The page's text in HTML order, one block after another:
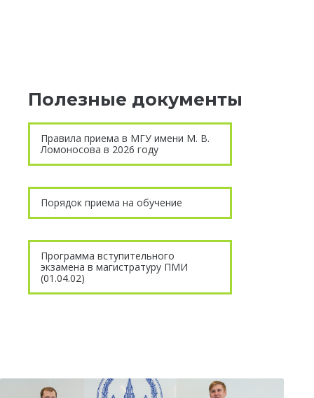
Полезные документы
Правила приема в МГУ имени М. В.
Ломоносова в 2026 году
Порядок приема на обучение
Программа вступительного
экзамена в магистратуру ПМИ
(01.04.02)